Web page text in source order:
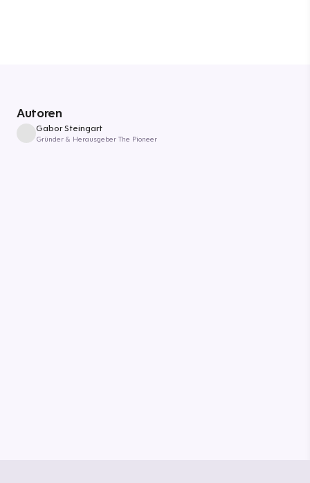
Autoren
Gabor Steingart
Gründer & Herausgeber The Pioneer